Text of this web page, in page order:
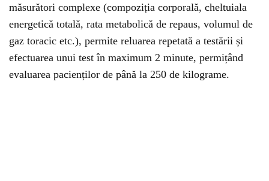
măsurători complexe (compoziția corporală, cheltuiala
energetică totală, rata metabolică de repaus, volumul de
gaz toracic etc.), permite reluarea repetată a testării și
efectuarea unui test în maximum 2 minute, permițând
evaluarea pacienților de până la 250 de kilograme.